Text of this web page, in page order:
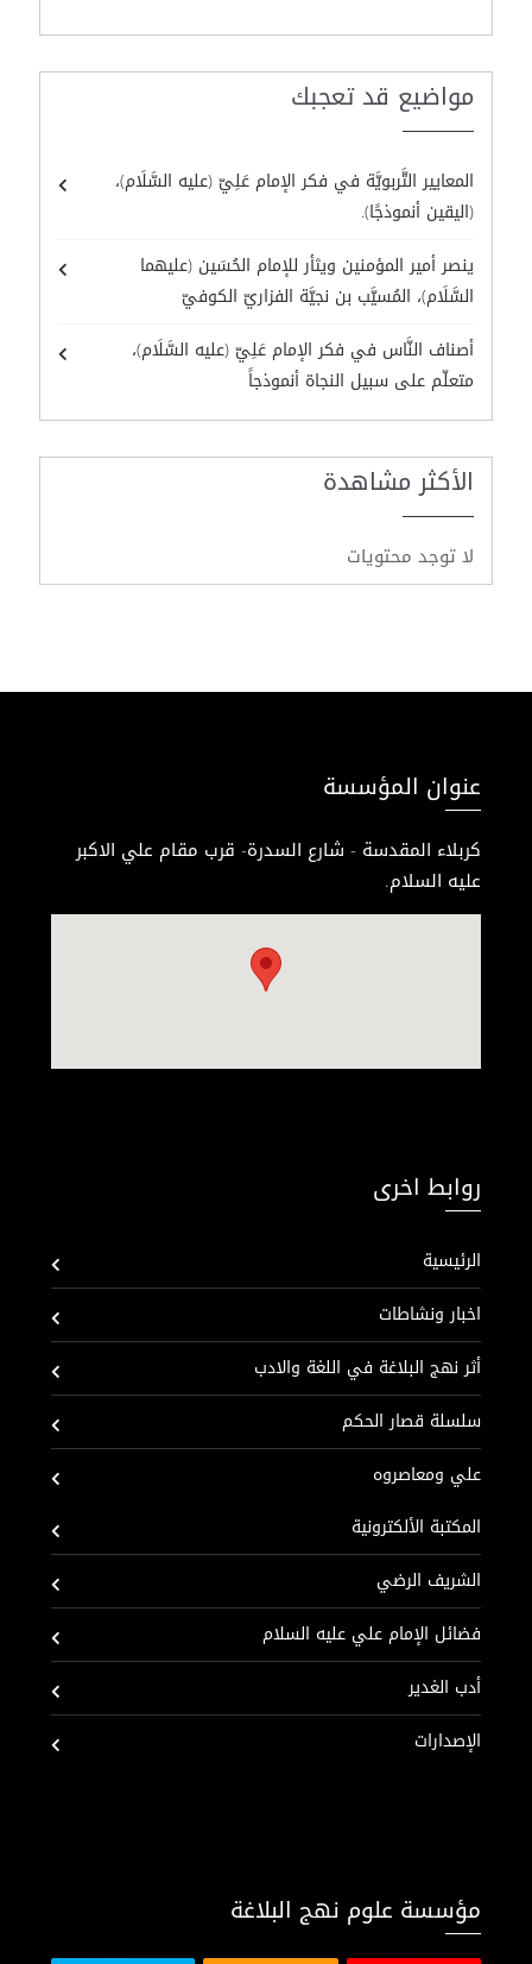
مواضيع قد تعجبك
المعايير التَّربويَّة في فكر الإمام عَلِيّ (عليه السَّلَام)،
(اليقين أنموذجًا).
ينصر أمير المؤمنين ويثأر للإمام الحُسَين (عليهما
السَّلَام)، المُسيَّب بن نجيَّة الفزاريّ الكوفيّ
أصناف النَّاس في فكر الإمام عَلِيّ (عليه السَّلَام)،
متعلّم على سبيل النجاة أنموذجاً
الأكثر مشاهدة
لا توجد محتويات
عنوان المؤسسة
كربلاء المقدسة - شارع السدرة- قرب مقام علي الاكبر
عليه السلام.
روابط اخرى
الرئيسية
اخبار ونشاطات
أثر نهج البلاغة في اللغة والادب
سلسلة قصار الحكم
علي ومعاصروه
المكتبة الألكترونية
الشريف الرضي
فضائل الإمام علي عليه السلام
أدب الغدير
الإصدارات
مؤسسة علوم نهج البلاغة